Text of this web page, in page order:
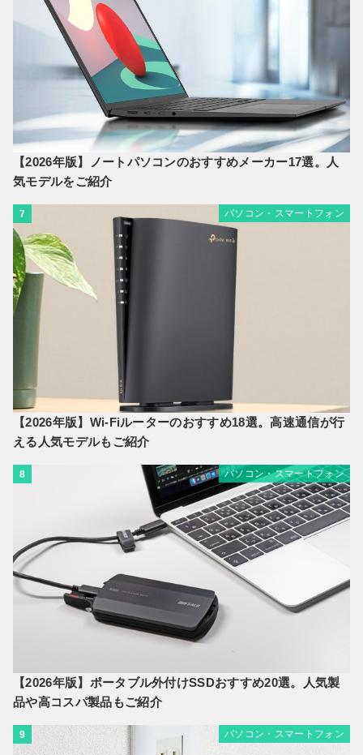
【2026年版】ノートパソコンのおすすめメーカー17選。人
気モデルをご紹介
7 パソコン・スマートフォン
【2026年版】Wi-Fiルーターのおすすめ18選。高速通信が行
える人気モデルもご紹介
8 パソコン・スマートフォン
【2026年版】ポータブル外付けSSDおすすめ20選。人気製
品や高コスパ製品もご紹介
9 パソコン・スマートフォン